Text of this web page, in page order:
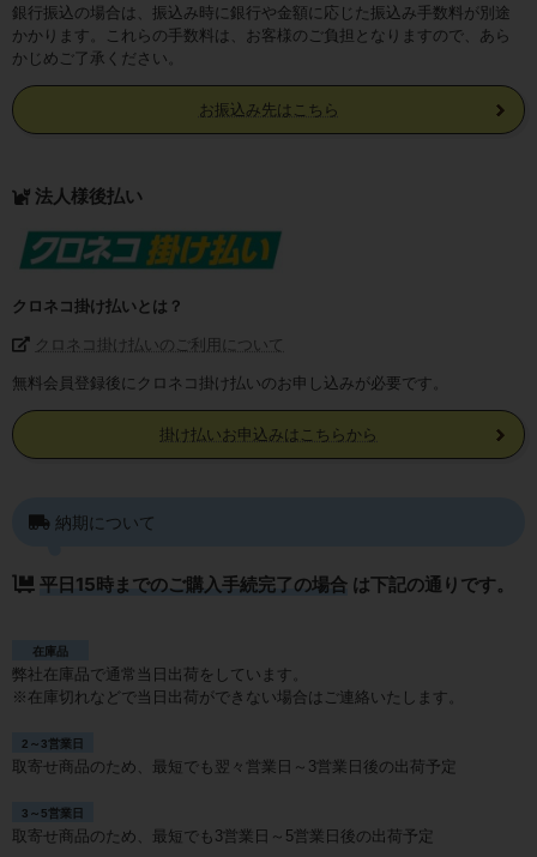
銀行振込の場合は、振込み時に銀行や金額に応じた振込み手数料が別途
かかります。これらの手数料は、お客様のご負担となりますので、あら
かじめご了承ください。
お振込み先はこちら
法人様後払い
クロネコ掛け払いとは？
クロネコ掛け払いのご利用について
無料会員登録後にクロネコ掛け払いのお申し込みが必要です。
掛け払いお申込みはこちらから
納期について
平日15時までのご購入手続完了の場合 は下記の通りです。
在庫品
弊社在庫品で通常当日出荷をしています。
※在庫切れなどで当日出荷ができない場合はご連絡いたします。
2～3営業日
取寄せ商品のため、最短でも翌々営業日～3営業日後の出荷予定
3～5営業日
取寄せ商品のため、最短でも3営業日～5営業日後の出荷予定